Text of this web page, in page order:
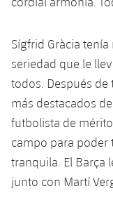
Barça Cafe
Ciutat
La Masia
plusicon
más
Servicios
Servicios
Accesibilidad
plusicon
más
Acreditaciones
SUB9 A
SUB9 B
SUB8 A
SUB8 B
Jugadores
Fotos
Historia
Infantil B
Mini
Jugadores
Fotos
Resultados
Jugadores
Fotos
Juvenil
Cadete A
Infantil A
PLUSICON
MÁS
Primer
plusicon
más
Actualidad
Calendario
Barça Atlètic
plusicon
más
Actualidad
Calendario
Base
plusicon
más
Actualidad
Campus
Sígfrid Gràcia
seriedad que le
todos. Después
más destacados
futbolista de
campo para poder
tranquila. El Barça
junto con Martí